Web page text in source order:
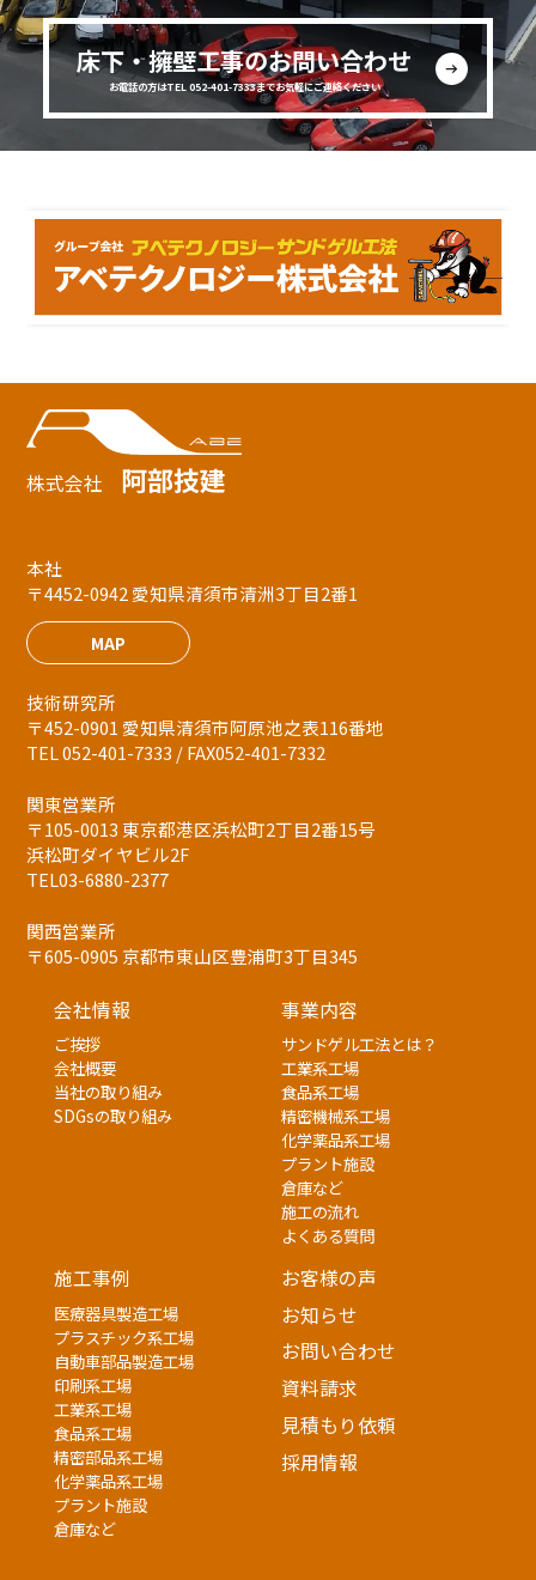
床下・擁壁工事のお問い合わせ
お電話の方はTEL 052-401-7333までお気軽にご連絡ください
株式会社 阿部技建
本社
〒4452-0942 愛知県清須市清洲3丁目2番1
MAP
技術研究所
〒452-0901 愛知県清須市阿原池之表116番地
TEL 052-401-7333 / FAX052-401-7332
関東営業所
〒105-0013 東京都港区浜松町2丁目2番15号
浜松町ダイヤビル2F
TEL03-6880-2377
関西営業所
〒605-0905 京都市東山区豊浦町3丁目345
会社情報
ご挨拶
会社概要
当社の取り組み
SDGsの取り組み
事業内容
サンドゲル工法とは？
工業系工場
食品系工場
精密機械系工場
化学薬品系工場
プラント施設
倉庫など
施工の流れ
よくある質問
施工事例
医療器具製造工場
プラスチック系工場
自動車部品製造工場
印刷系工場
工業系工場
食品系工場
精密部品系工場
化学薬品系工場
プラント施設
倉庫など
お客様の声
お知らせ
お問い合わせ
資料請求
見積もり依頼
採用情報